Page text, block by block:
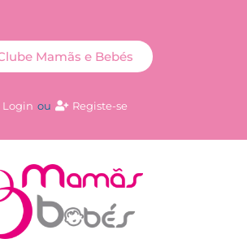
Login ou Registe-se
Mamãs e Bebés